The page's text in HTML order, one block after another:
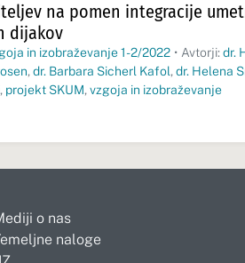
na pomen integracije
dijakov
in izobraževanje 1-2/2022 • Avtorji: dr.
, dr. Barbara Sicherl Kafol, dr. Helena
, projekt SKUM, vzgoja in izobraževanje
o nas
naloge